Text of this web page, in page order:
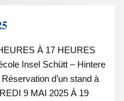
À 17 HEURES
Insel Schütt – Hintere
d’un stand à
9 MAI 2025 À 19